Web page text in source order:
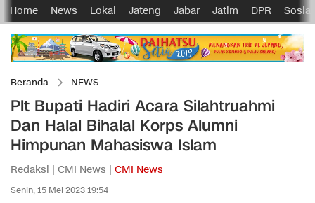
Home News Lokal Jateng Jabar Jatim DPR Sosial
Beranda NEWS
Plt Bupati Hadiri Acara Silahtruahmi
Dan Halal Bihalal Korps Alumni
Himpunan Mahasiswa Islam
Redaksi | CMI News | CMI News
Senin, 15 Mei 2023 19:54